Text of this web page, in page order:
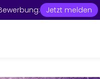
Jetzt melden